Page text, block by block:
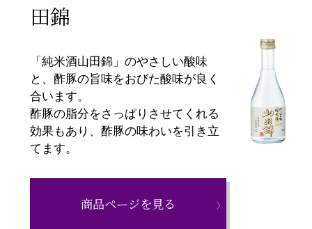
田錦
「純米酒山田錦」のやさしい酸味
と、酢豚の旨味をおびた酸味が良く
合います。
酢豚の脂分をさっぱりさせてくれる
効果もあり、酢豚の味わいを引き立
てます。
商品ページを見る